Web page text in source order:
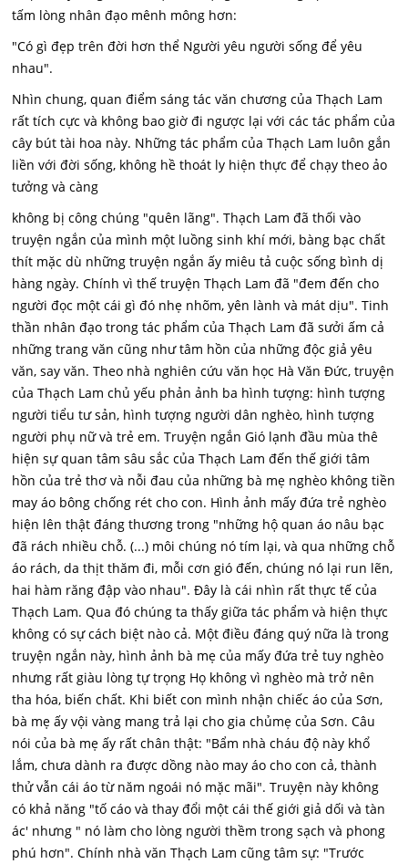
tấm lòng nhân đạo mênh mông hơn:
"Có gì đẹp trên đời hơn thể Người yêu người sống để yêu
nhau".
Nhìn chung, quan điểm sáng tác văn chương của Thạch Lam
rất tích cực và không bao giờ đi ngược lại với các tác phẩm của
cây bút tài hoa này. Những tác phẩm của Thạch Lam luôn gắn
liền với đời sống, không hề thoát ly hiện thực để chạy theo ảo
tưởng và càng
không bị công chúng "quên lãng". Thạch Lam đã thối vào
truyện ngắn của mình một luồng sinh khí mới, bàng bạc chất
thít mặc dù những truyện ngắn ấy miêu tả cuộc sống bình dị
hàng ngày. Chính vì thế truyện Thạch Lam đã "đem đến cho
người đọc một cái gì đó nhẹ nhõm, yên lành và mát dịu". Tinh
thần nhân đạo trong tác phẩm của Thạch Lam đã sưởi ấm cả
những trang văn cũng như tâm hồn của những độc giả yêu
văn, say văn. Theo nhà nghiên cứu văn học Hà Văn Đức, truyện
của Thạch Lam chủ yếu phản ảnh ba hình tượng: hình tượng
người tiểu tư sản, hình tượng người dân nghèo, hình tượng
người phụ nữ và trẻ em. Truyện ngắn Gió lạnh đầu mùa thê
hiện sự quan tâm sâu sắc của Thạch Lam đến thế giới tâm
hồn của trẻ thơ và nỗi đau của những bà mẹ nghèo không tiền
may áo bông chống rét cho con. Hình ảnh mấy đứa trẻ nghèo
hiện lên thật đáng thương trong "những hộ quan áo nâu bạc
đã rách nhiều chỗ. (...) môi chúng nó tím lại, và qua những chỗ
áo rách, da thịt thăm đi, mỗi cơn gió đến, chúng nó lại run lẽn,
hai hàm răng đập vào nhau". Đây là cái nhìn rất thực tế của
Thạch Lam. Qua đó chúng ta thấy giữa tác phẩm và hiện thực
không có sự cách biệt nào cả. Một điều đáng quý nữa là trong
truyện ngắn này, hình ảnh bà mẹ của mấy đứa trẻ tuy nghèo
nhưng rất giàu lòng tự trọng Họ không vì nghèo mà trở nên
tha hóa, biến chất. Khi biết con mình nhận chiếc áo của Sơn,
bà mẹ ấy vội vàng mang trả lại cho gia chủmẹ của Sơn. Câu
nói của bà mẹ ấy rất chân thật: "Bẩm nhà cháu độ này khổ
lắm, chưa dành ra được dồng nào may áo cho con cả, thành
thử vẫn cái áo từ năm ngoái nó mặc mãi". Truyện này không
có khả năng "tố cáo và thay đổi một cái thế giới giả dối và tàn
ác' nhưng " nó làm cho lòng người thềm trong sạch và phong
phú hơn". Chính nhà văn Thạch Lam cũng tâm sự: "Trước